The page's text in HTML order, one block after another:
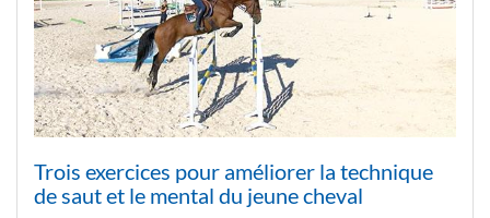
Trois exercices pour améliorer la technique
de saut et le mental du jeune cheval